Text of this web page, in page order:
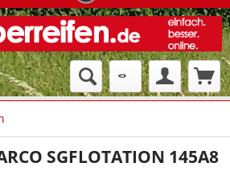
SGFLOTATION 145A8